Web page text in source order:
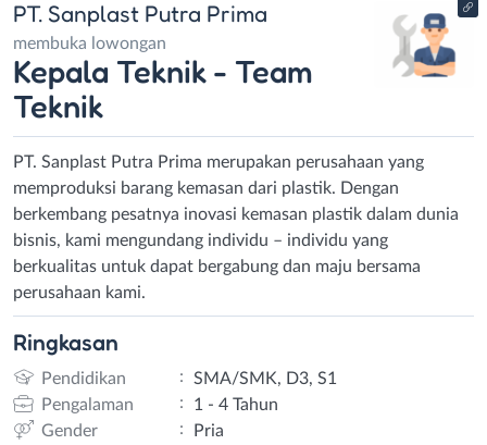
PT. Sanplast Putra Prima
membuka lowongan
Kepala Teknik - Team
Teknik
PT. Sanplast Putra Prima merupakan perusahaan yang
memproduksi barang kemasan dari plastik. Dengan
berkembang pesatnya inovasi kemasan plastik dalam dunia
bisnis, kami mengundang individu – individu yang
berkualitas untuk dapat bergabung dan maju bersama
perusahaan kami.
Ringkasan
Pendidikan :
SMA/SMK, D3, S1
Pengalaman
:
1 - 4 Tahun
Gender
:
Pria